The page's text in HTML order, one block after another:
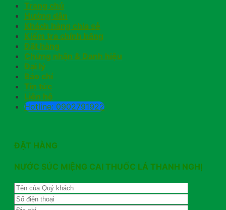
Trang chủ
Hướng dẫn
Khách hàng chia sẻ
Kiểm tra chính hãng
Đặt hàng
Chứng nhận & Danh hiệu
Đại lý
Báo chí
Tin tức
Liên hệ
Hotline: 0902791922
ĐẶT HÀNG
NƯỚC SÚC MIỆNG CAI THUỐC LÁ THANH NGHỊ